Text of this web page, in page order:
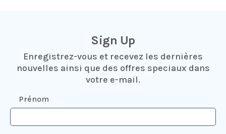
Sign Up
Enregistrez-vous et recevez les dernières
nouvelles ainsi que des offres speciaux dans
votre e-mail.
Prénom